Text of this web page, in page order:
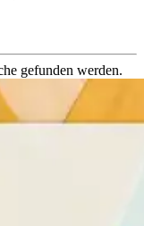
gefunden werden.